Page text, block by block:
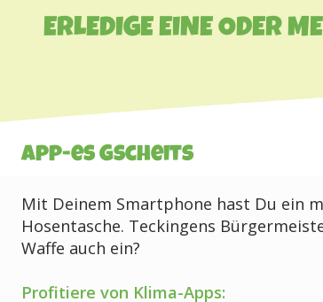
ERLEDIGE EINE ODER
App-es Gscheits
Mit Deinem Smartphone hast Du ein
Hosentasche. Teckingens
Waffe auch ein?
Profitiere von Klima-Apps: